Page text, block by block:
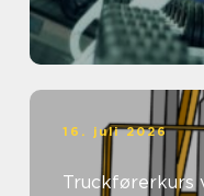
16. juli 2026
Truckførerkurs veien til en trygg og